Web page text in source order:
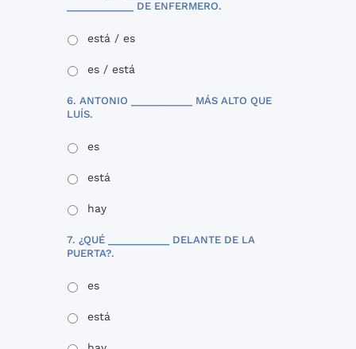
____________ DE ENFERMERO.
está / es
es / está
6. ANTONIO ___________ MÁS ALTO QUE
LUÍS.
es
está
hay
7. ¿QUÉ ___________ DELANTE DE LA
PUERTA?.
es
está